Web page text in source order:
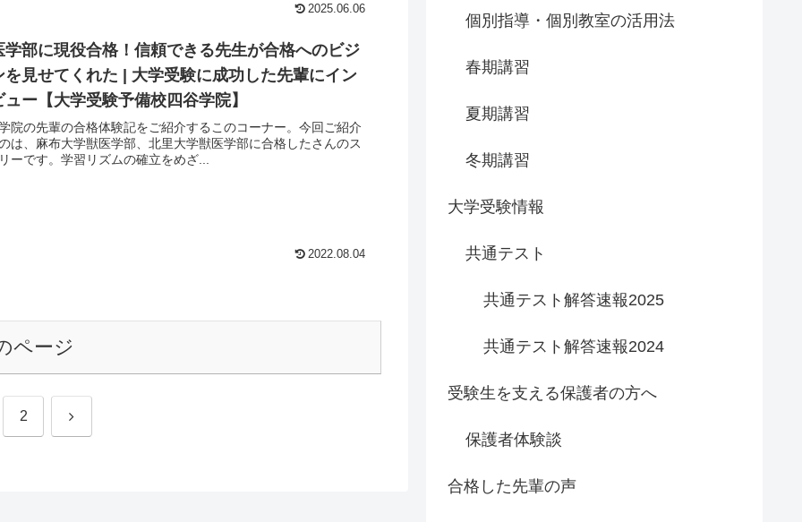
2025.06.06
学部に現役合格！信頼できる先生が合格へのビジ
を見せてくれた | 大学受験に成功した先輩にイン
ュー【大学受験予備校四谷学院】
院の先輩の合格体験記をご紹介するこのコーナー。今回ご紹介
は、麻布大学獣医学部、北里大学獣医学部に合格したさんのス
ーです。学習リズムの確立をめざ...
2022.08.04
ページ
2 次
個別指導・個別教室の活用法
春期講習
夏期講習
冬期講習
大学受験情報
共通テスト
共通テスト解答速報2025
共通テスト解答速報2024
受験生を支える保護者の方へ
保護者体験談
合格した先輩の声